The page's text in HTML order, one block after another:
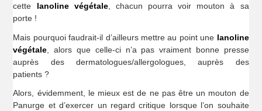
cette lanoline végétale, chacun pourra voir mouton à sa
porte !
Mais pourquoi faudrait-il d’ailleurs mettre au point une lanoline
végétale , alors que celle-ci n’a pas vraiment bonne presse
auprès des dermatologues/allergologues, auprès des
patients ?
Alors, évidemment, le mieux est de ne pas être un mouton de
Panurge et d’exercer un regard critique lorsque l’on souhaite